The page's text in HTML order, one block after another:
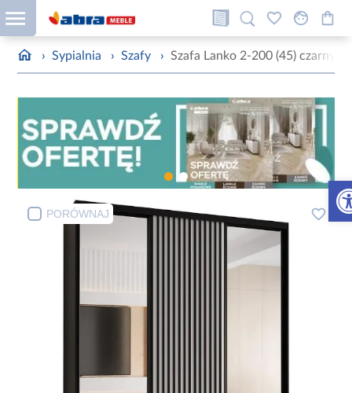
› Sypialnia › Szafy › Szafa Lanko 2-200 (45) czarny/
PORÓWNAJ